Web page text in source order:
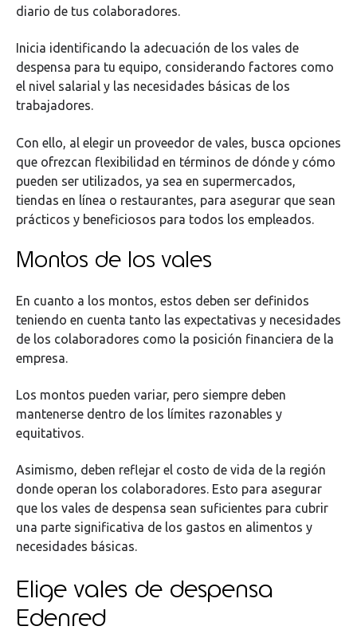
diario de tus colaboradores.
Inicia identificando la adecuación de los vales de
despensa para tu equipo, considerando factores como
el nivel salarial y las necesidades básicas de los
trabajadores.
Con ello, al elegir un proveedor de vales, busca opciones
que ofrezcan flexibilidad en términos de dónde y cómo
pueden ser utilizados, ya sea en supermercados,
tiendas en línea o restaurantes, para asegurar que sean
prácticos y beneficiosos para todos los empleados.
Montos de los vales
En cuanto a los montos, estos deben ser definidos
teniendo en cuenta tanto las expectativas y necesidades
de los colaboradores como la posición financiera de la
empresa.
Los montos pueden variar, pero siempre deben
mantenerse dentro de los límites razonables y
equitativos.
Asimismo, deben reflejar el costo de vida de la región
donde operan los colaboradores. Esto para asegurar
que los vales de despensa sean suficientes para cubrir
una parte significativa de los gastos en alimentos y
necesidades básicas.
Elige vales de despensa
Edenred